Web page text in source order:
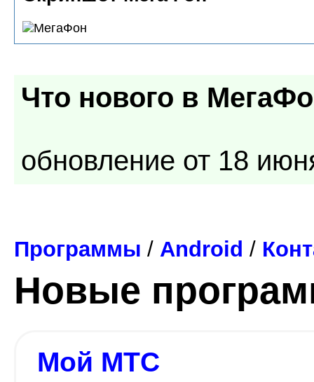
Что нового в
обновление от 18
Программы / Android /
Новые
Мой МТС